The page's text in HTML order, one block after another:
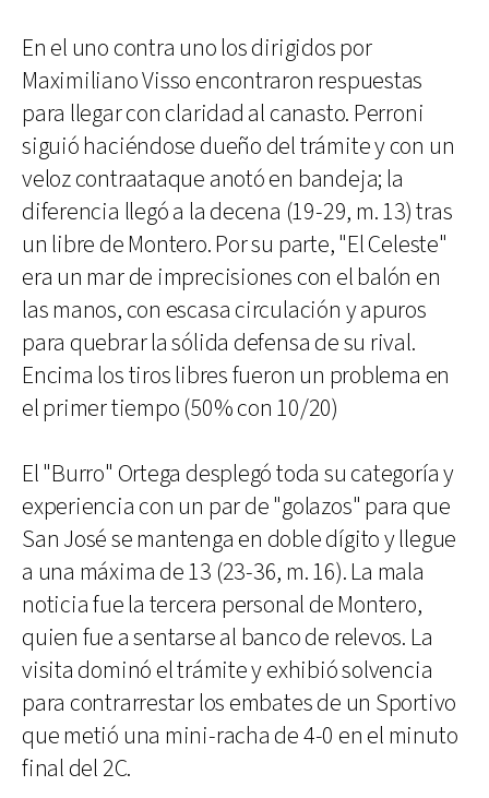
En el uno contra uno los dirigidos por
Maximiliano Visso encontraron respuestas
para llegar con claridad al canasto. Perroni
siguió haciéndose dueño del trámite y con un
veloz contraataque anotó en bandeja; la
diferencia llegó a la decena (19-29, m. 13) tras
un libre de Montero. Por su parte, "El Celeste"
era un mar de imprecisiones con el balón en
las manos, con escasa circulación y apuros
para quebrar la sólida defensa de su rival.
Encima los tiros libres fueron un problema en
el primer tiempo (50% con 10/20)
El "Burro" Ortega desplegó toda su categoría y
experiencia con un par de "golazos" para que
San José se mantenga en doble dígito y llegue
a una máxima de 13 (23-36, m. 16). La mala
noticia fue la tercera personal de Montero,
quien fue a sentarse al banco de relevos. La
visita dominó el trámite y exhibió solvencia
para contrarrestar los embates de un Sportivo
que metió una mini-racha de 4-0 en el minuto
final del 2C.